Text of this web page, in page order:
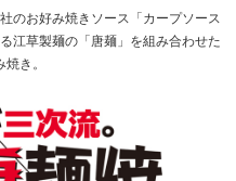
のお好み焼きソース「カープソース
江草製麺の「唐麺」を組み合わせた
き。